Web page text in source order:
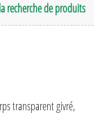
recherche de produits
transparent givré,